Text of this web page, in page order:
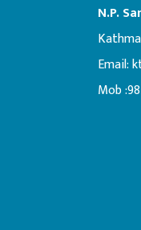
N.P.
Email:
Mob